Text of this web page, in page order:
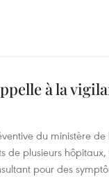
à la
du ministère
de plusieurs
pour des